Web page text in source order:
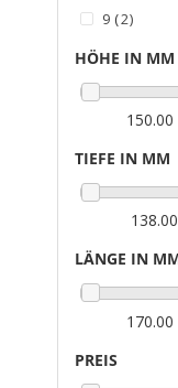
9 2Artikel
HÖHE IN MM
TIEFE IN MM
LÄNGE IN
PREIS